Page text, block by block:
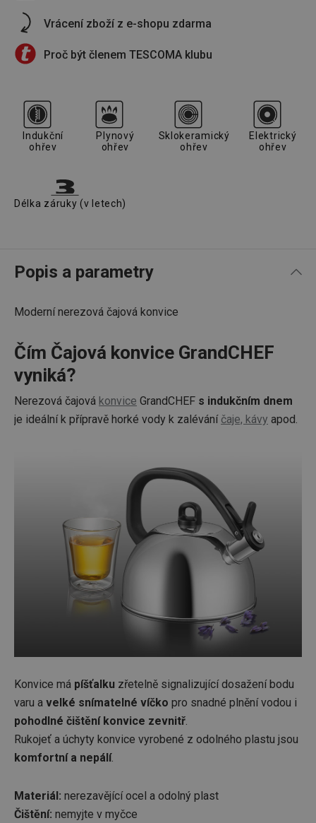
Vrácení zboží z e-shopu zdarma
Proč být členem TESCOMA klubu
Indukční
ohřev
Plynový
ohřev
Sklokeramický
ohřev
Elektrický
ohřev
Délka záruky (v letech)
Popis a parametry
Moderní nerezová čajová konvice
Čím Čajová konvice GrandCHEF
vyniká?
Nerezová čajová konvice GrandCHEF s indukčním dnem
je ideální k přípravě horké vody k zalévání čaje, kávy apod.
Konvice má píšťalku zřetelně signalizující dosažení bodu
varu a velké snímatelné víčko pro snadné plnění vodou i
pohodlné čištění konvice zevnitř.
Rukojeť a úchyty konvice vyrobené z odolného plastu jsou
komfortní a nepálí.
Materiál: nerezavějící ocel a odolný plast
Čištění: nemyjte v myčce